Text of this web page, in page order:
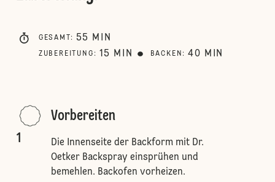
GESAMT : 55 MIN
ZUBEREITUNG : 15 MIN BACKEN : 40 MIN
1
Vorbereiten
Die Innenseite der Backform mit Dr.
Oetker Backspray einsprühen und
bemehlen. Backofen vorheizen.